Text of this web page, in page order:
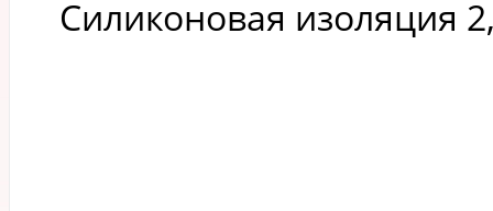
Силиконовая изоляция